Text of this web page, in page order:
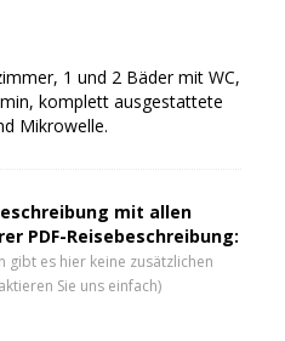
1 und 2 Bäder mit WC,
komplett ausgestattete
Mikrowelle.
mit allen
PDF-Reisebeschreibung:
gibt es hier keine zusätzlichen
Sie uns einfach)